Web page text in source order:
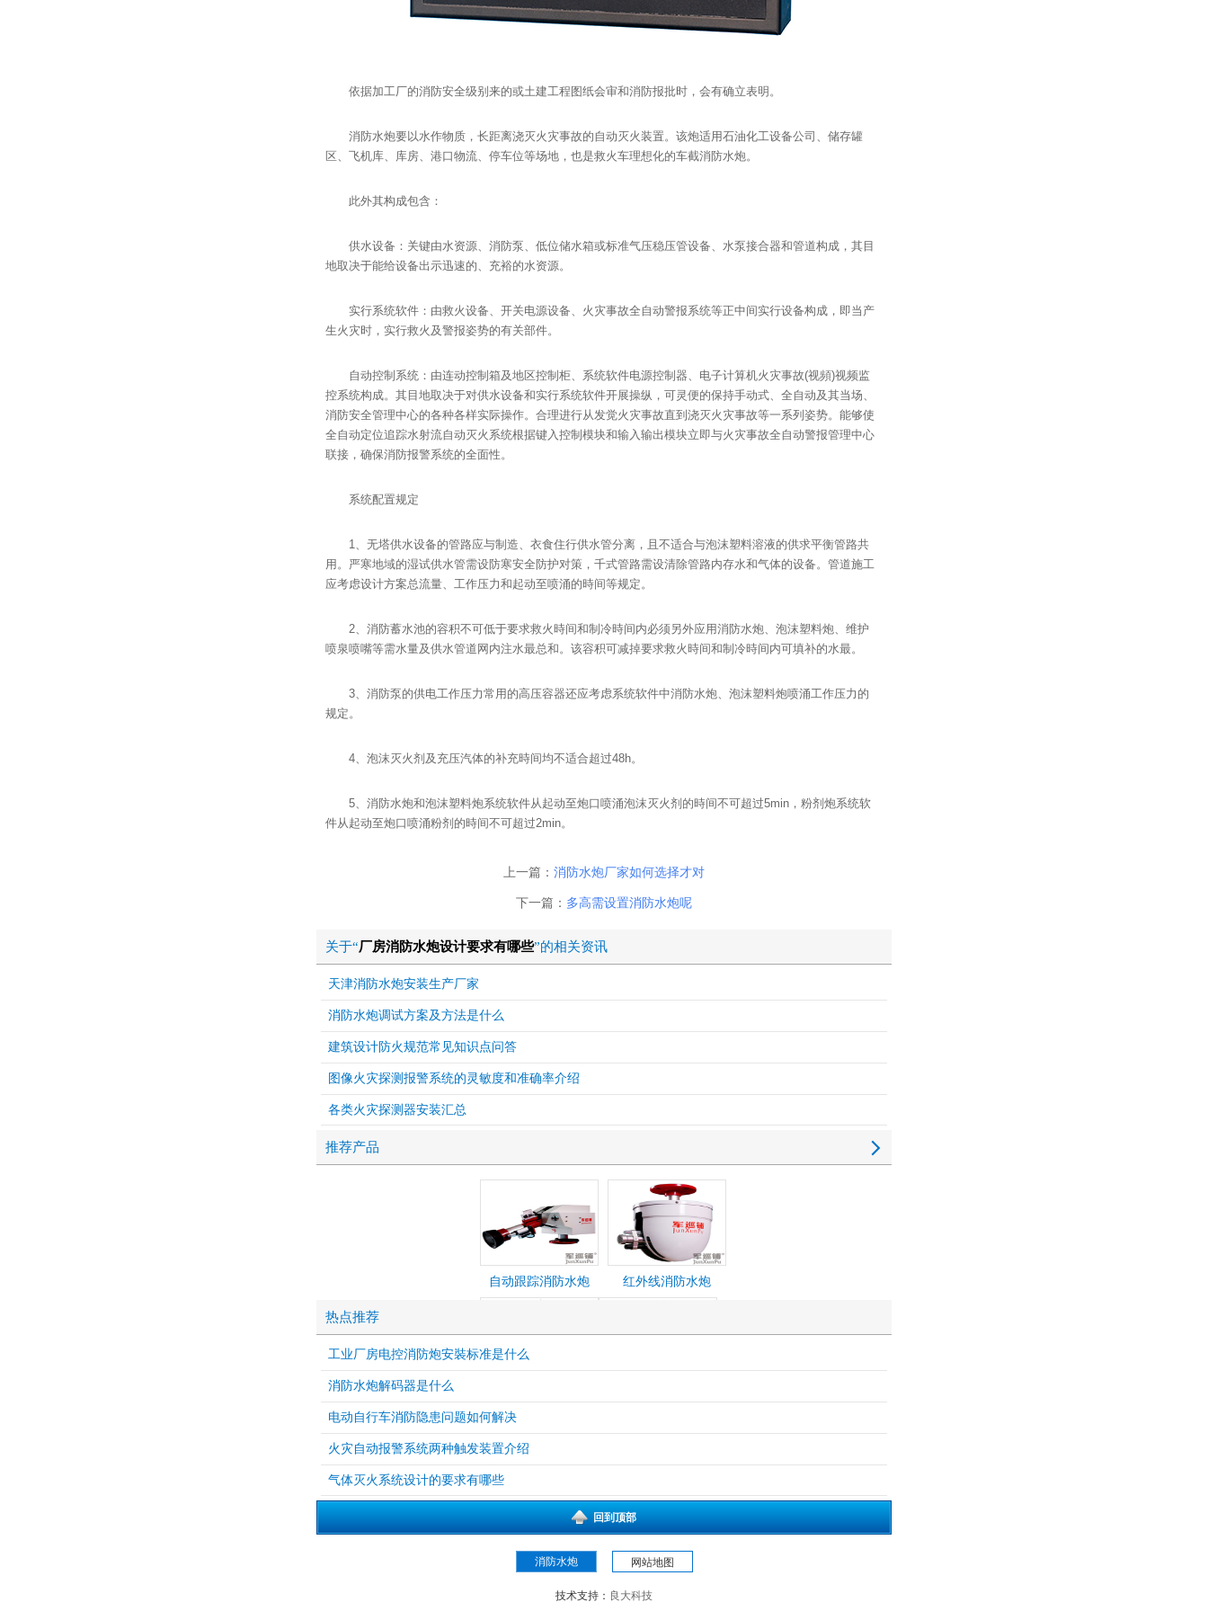
依据加工厂的消防安全级别来的或土建工程图纸会审和消防报批时，会有确立表明。
消防水炮要以水作物质，长距离浇灭火灾事故的自动灭火装置。该炮适用石油化工设备公司、储存罐
区、飞机库、库房、港口物流、停车位等场地，也是救火车理想化的车截消防水炮。
此外其构成包含：
供水设备：关键由水资源、消防泵、低位储水箱或标准气压稳压管设备、水泵接合器和管道构成，其目
地取决于能给设备出示迅速的、充裕的水资源。
实行系统软件：由救火设备、开关电源设备、火灾事故全自动警报系统等正中间实行设备构成，即当产
生火灾时，实行救火及警报姿势的有关部件。
自动控制系统：由连动控制箱及地区控制柜、系统软件电源控制器、电子计算机火灾事故(视頻)视频监
控系统构成。其目地取决于对供水设备和实行系统软件开展操纵，可灵便的保持手动式、全自动及其当场、
消防安全管理中心的各种各样实际操作。合理进行从发觉火灾事故直到浇灭火灾事故等一系列姿势。能够使
全自动定位追踪水射流自动灭火系统根据键入控制模块和输入输出模块立即与火灾事故全自动警报管理中心
联接，确保消防报警系统的全面性。
系统配置规定
1、无塔供水设备的管路应与制造、衣食住行供水管分离，且不适合与泡沫塑料溶液的供求平衡管路共
用。严寒地域的湿试供水管需设防寒安全防护对策，千式管路需设清除管路内存水和气体的设备。管道施工
应考虑设计方案总流量、工作压力和起动至喷涌的時间等规定。
2、消防蓄水池的容积不可低于要求救火時间和制冷時间内必须另外应用消防水炮、泡沫塑料炮、维护
喷泉喷嘴等需水量及供水管道网内注水最总和。该容积可减掉要求救火時间和制冷時间内可填补的水最。
3、消防泵的供电工作压力常用的高压容器还应考虑系统软件中消防水炮、泡沫塑料炮喷涌工作压力的
规定。
4、泡沫灭火剂及充压汽体的补充時间均不适合超过48h。
5、消防水炮和泡沫塑料炮系统软件从起动至炮口喷涌泡沫灭火剂的時间不可超过5min，粉剂炮系统软
件从起动至炮口喷涌粉剂的時间不可超过2min。
上一篇： 消防水炮厂家如何选择才对
下一篇： 多高需设置消防水炮呢
关于“厂房消防水炮设计要求有哪些”的相关资讯
天津消防水炮安装生产厂家
消防水炮调试方案及方法是什么
建筑设计防火规范常见知识点问答
图像火灾探测报警系统的灵敏度和准确率介绍
各类火灾探测器安装汇总
推荐产品
自动跟踪消防水炮 红外线消防水炮
防爆电控炮 防爆消防水炮
智能消防水炮现场控
制箱
热点推荐
工业厂房电控消防炮安裝标准是什么
消防水炮解码器是什么
电动自行车消防隐患问题如何解决
火灾自动报警系统两种触发装置介绍
气体灭火系统设计的要求有哪些
回到顶部
消防水炮 网站地图
技术支持： 良大科技